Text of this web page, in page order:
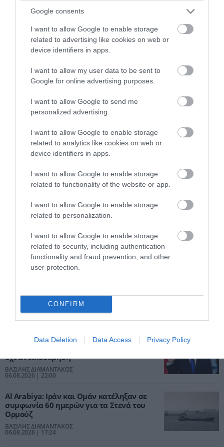
Google consents
I want to allow Google to enable storage
related to advertising like cookies on web or
device identifiers in apps.
I want to allow my user data to be sent to
Google for online advertising purposes.
I want to allow Google to send me
personalized advertising.
I want to allow Google to enable storage
related to analytics like cookies on web or
device identifiers in apps.
I want to allow Google to enable storage
related to functionality of the website or app.
I want to allow Google to enable storage
related to personalization.
I want to allow Google to enable storage
related to security, including authentication
functionality and fraud prevention, and other
user protection.
CONFIRM
Data Deletion Data Access Privacy Policy
Τραμπ «δείχνει» Βανς για το 2028
➤ Το Ιράν εξετάζει «μπλόκο» σε πλοία των ΗΠΑ και του
Ισραήλ από το Ορμούζ και πρόστιμα έως 20% του
φορτίου
➤ Ορμούζ: Η συμφωνία Ιράν – Ομάν γεννά ελπίδες,
αλλά οι Χούθι μεταφέρουν την κρίση στην Ερυθρά
Θάλασσα
➤ Μάχη για Γερουσία των ΗΠΑ:Η AIPAC στοχοποιεί
Αμπντούλ Ελ-Σαγέντ μετά τη νίκη στις προκριματικές
➤ Τρίτη θητεία Τραμπ; Το σενάριο που ανοίγει νέα
συζήτηση για τη δημοκρατία στις ΗΠΑ
ΡΟΗ ΕΙΔΗΣΕΩΝ
Σχέδιο Τραμπ για τη Γάζα: Το πρώτο
όχι ανοικοδόμηση
ΒΑΣΙΛΗΣ ΔΙΑΜΑΝΤΑΚΟΣ
06.08.2026 | 22:00
Al Arabiya: Ιράν και Ομάν κατέληξαν σε
συμφωνία 60 ημερών για τα Στενά του
Ορμούζ
ΒΑΣΙΛΗΣ ΔΙΑΜΑΝΤΑΚΟΣ
06.08.2026 | 17:24